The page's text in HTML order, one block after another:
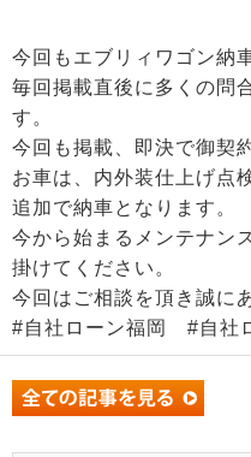
今回もエブリィワゴン納
毎回掲載直後に多くの問
す。
今回も掲載、即決で御契
お車は、内外装仕上げ点
追加で納車となります。
今から始まるメンテナン
掛けてください。
今回はご相談を頂き誠に
#自社ローン福岡 #自社